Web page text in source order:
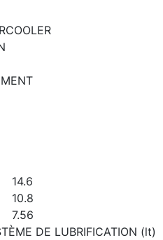
14.6
10.8
7.56
DE LUBRIFICATION (lt)